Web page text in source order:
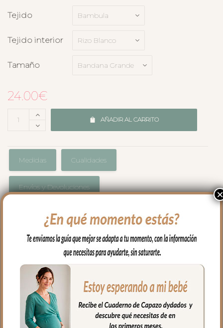
Tejido
Tejido interior
Tamaño
24.00€
AÑADIR AL CARRITO
Medidas Cualidades
Envíos y Devoluciones
Babero bandana en tejido de algodón,
perfecta para tu bebé cuando comienza
con la dentición.
Por la parte de atrás rizo de algodón.
**Puedes lavar tu bandana a mano o en
lavadora, siempre agua fría, jabones no
×